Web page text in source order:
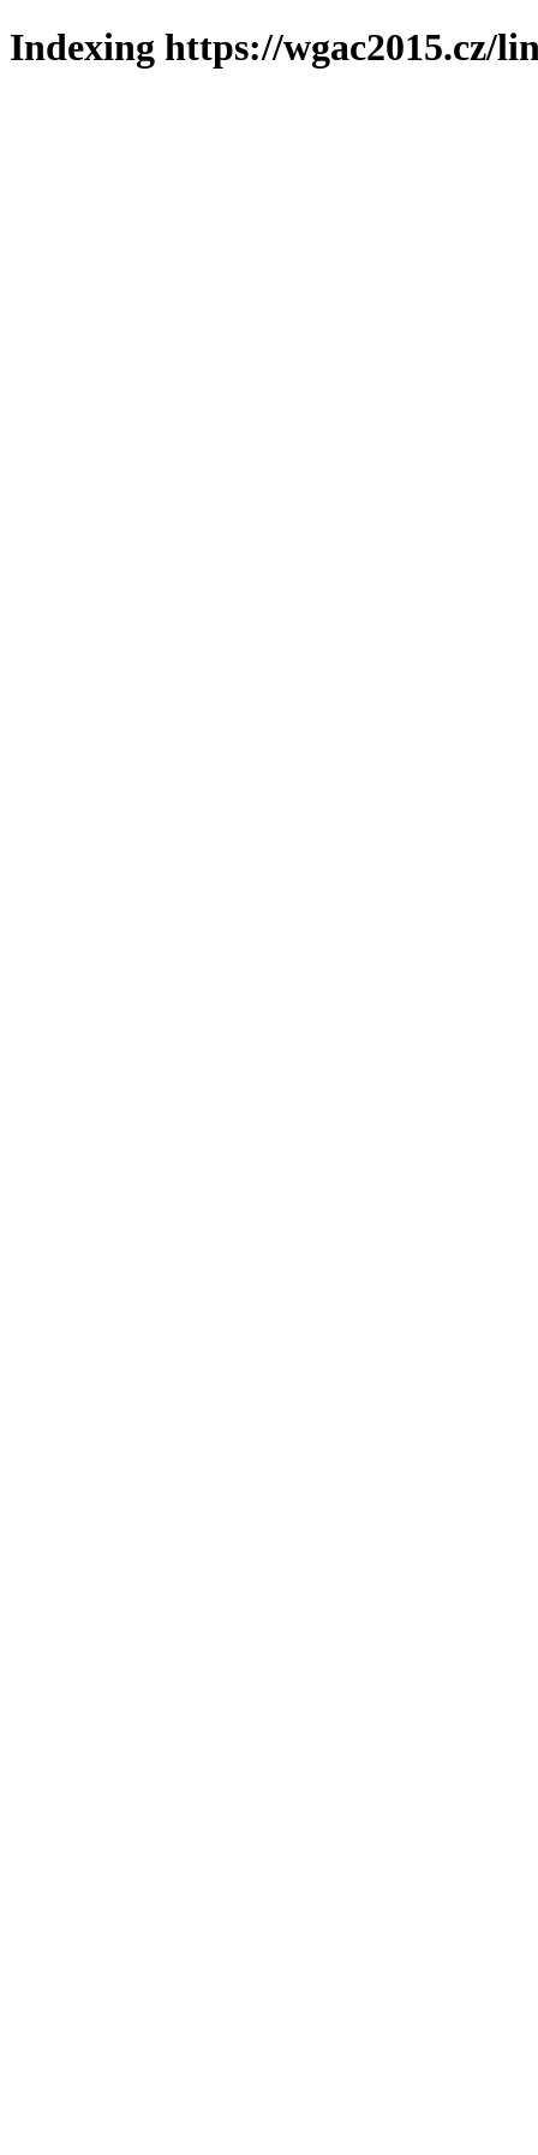
Indexing https://wgac2015.cz/